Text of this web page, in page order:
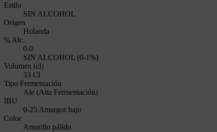
Estilo
SIN ALCOHOL
Origen
Holanda
% Alc.
0.0
SIN ALCOHOL (0-1%)
Volumen (cl)
33 Cl
Tipo Fermentación
Ale (Alta Fermentación)
IBU
0-25 Amargor bajo
Color
Amarillo pálido